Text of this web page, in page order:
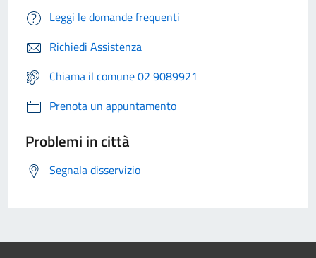
Leggi le domande frequenti
Richiedi Assistenza
Chiama il comune 02 9089921
Prenota un appuntamento
Problemi in città
Segnala disservizio